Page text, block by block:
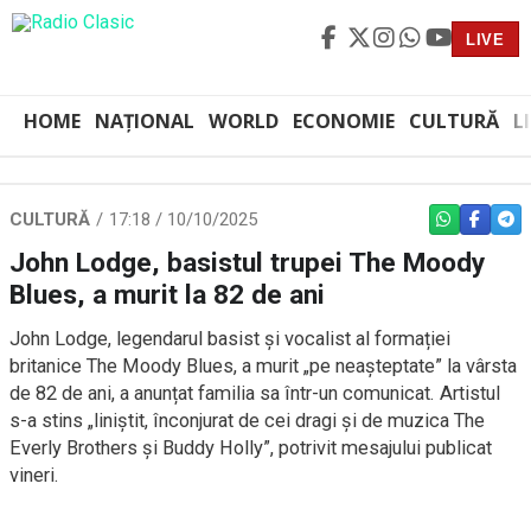
LIVE
HOME NAȚIONAL WORLD ECONOMIE CULTURĂ
CULTURĂ 17:18 / 10/10/2025 WHATSAPP
John Lodge, basistul trupei The Moody
Blues, a murit la 82 de ani
John Lodge, legendarul basist și vocalist al formației
britanice The Moody Blues, a murit „pe neașteptate” la vârsta
de 82 de ani, a anunțat familia sa într-un comunicat. Artistul
s-a stins „liniștit, înconjurat de cei dragi și de muzica The
Everly Brothers și Buddy Holly”, potrivit mesajului publicat
vineri.